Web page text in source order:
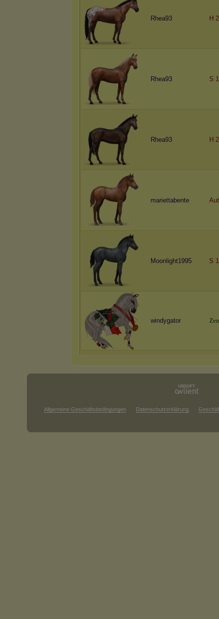
Rhea93 H
Rhea93 S
Rhea93 H
mariettabente
Moonlight1995 S
windygator Ze
Allgemeine Geschäftsbedingungen Datenschutzerklärung